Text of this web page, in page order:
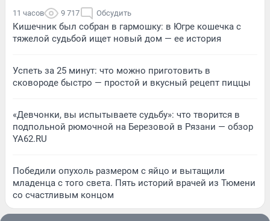
11 часов 9 717 Обсудить
Кишечник был собран в гармошку: в Югре кошечка с
тяжелой судьбой ищет новый дом — ее история
Успеть за 25 минут: что можно приготовить в
сковороде быстро — простой и вкусный рецепт пиццы
«Девчонки, вы испытываете судьбу»: что творится в
подпольной рюмочной на Березовой в Рязани — обзор
YA62.RU
Победили опухоль размером с яйцо и вытащили
младенца с того света. Пять историй врачей из Тюмени
со счастливым концом